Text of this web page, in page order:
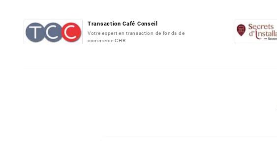
Transaction Café Conseil
Votre expert en transaction de fonds de
commerce CHR